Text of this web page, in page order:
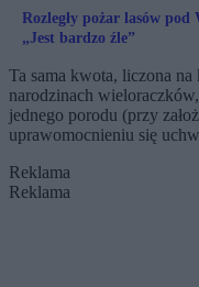
Rozległy pożar lasów pod
„Jest bardzo źle”
Ta sama kwota, liczona
narodzinach
jednego porodu (przy
uprawomocnieniu się
Reklama
Reklama